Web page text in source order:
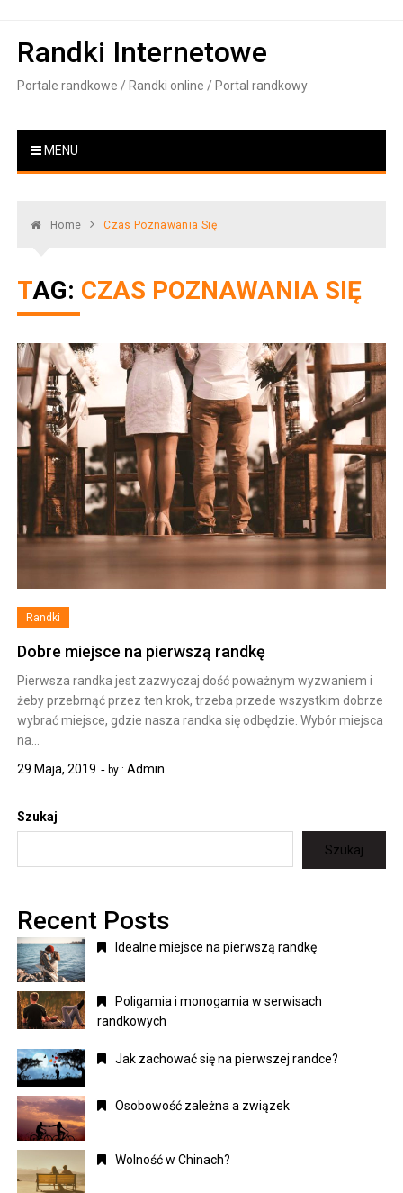
content
Randki Internetowe
Portale randkowe / Randki online / Portal randkowy
MENU
Home Czas Poznawania Się
TAG: CZAS POZNAWANIA SIĘ
Randki
Dobre miejsce na pierwszą randkę
Pierwsza randka jest zazwyczaj dość poważnym wyzwaniem i
żeby przebrnąć przez ten krok, trzeba przede wszystkim dobrze
wybrać miejsce, gdzie nasza randka się odbędzie. Wybór miejsca
na…
29 Maja, 2019
by :Admin
Szukaj
Szukaj
Recent Posts
Idealne miejsce na pierwszą randkę
Poligamia i monogamia w serwisach
randkowych
Jak zachować się na pierwszej randce?
Osobowość zależna a związek
Wolność w Chinach?